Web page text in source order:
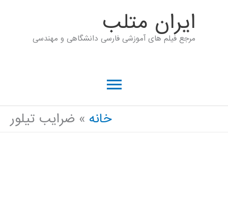
ايران متلب
مرجع فیلم های آموزشی فارسی دانشگاهی و مهندسی
فهرست
اصلی
خانه ضرایب تیلور